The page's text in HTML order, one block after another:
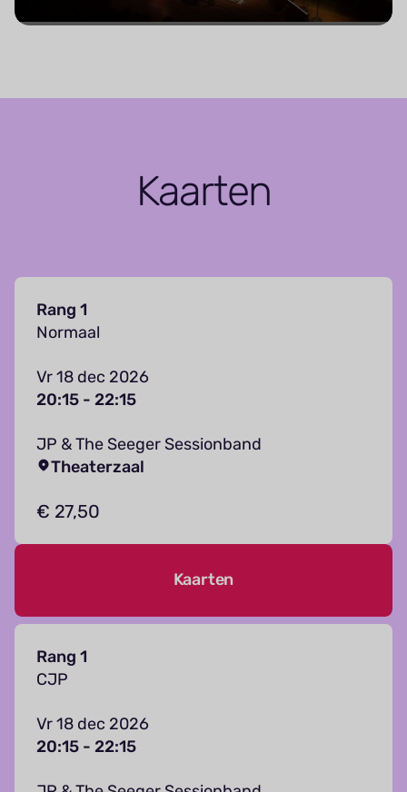
Kaarten
Rang 1
Normaal
Vr 18 dec 2026
20:15 - 22:15
JP & The Seeger Sessionband
Theaterzaal
€ 27,50
Kaarten
Rang 1
CJP
Vr 18 dec 2026
20:15 - 22:15